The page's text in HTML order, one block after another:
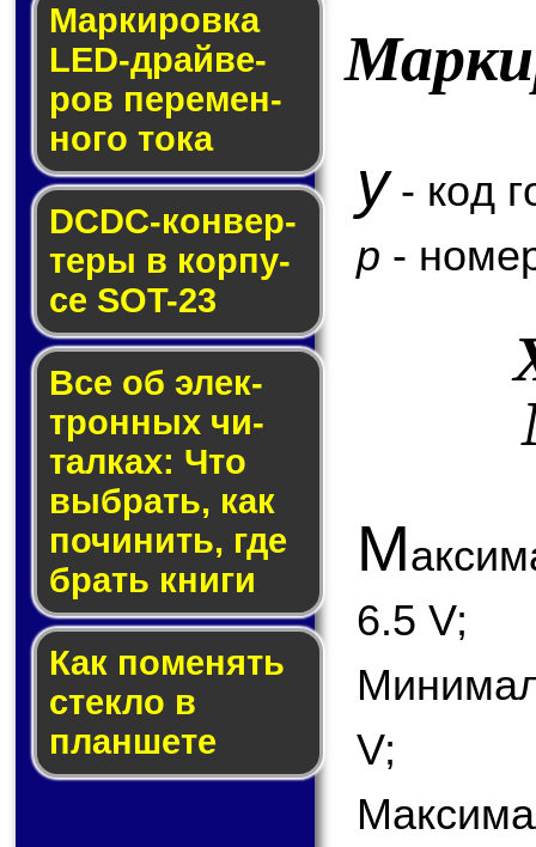
Маркировка
LED-драй­ве­
ров пе­ре­мен­
но­го то­ка
DCDC-кон­вер­
те­ры в кор­пу­
се SOT-23
Все об элек­
трон­ных чи­
тал­ках: Что
выб­рать, как
по­чи­нить, где
брать кни­ги
Как по­ме­нять
стек­ло в
планшете
y- код
p -
М
6.5 V;
V;